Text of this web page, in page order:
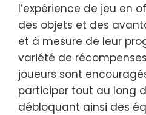
l’expérience de jeu en
des objets et des
et à mesure de leur
variété de
joueurs sont
participer tout au long
débloquant ainsi des